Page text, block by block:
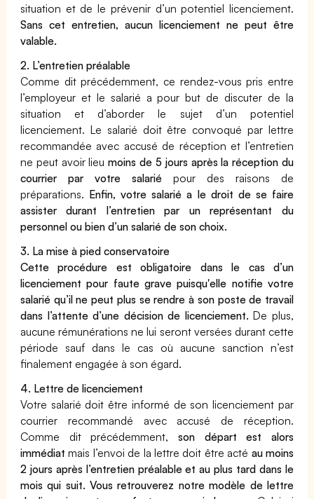
situation et de le prévenir d’un potentiel licenciement.
Sans cet entretien, aucun licenciement ne peut être
valable.
2. L’entretien préalable
Comme dit précédemment, ce rendez-vous pris entre
l’employeur et le salarié a pour but de discuter de la
situation et d’aborder le sujet d’un potentiel
licenciement. Le salarié doit être convoqué par lettre
recommandée avec accusé de réception et l’entretien
ne peut avoir lieumoins de 5 jours après la réception du
courrier par votre salarié pour des raisons de
préparations. Enfin, votre salarié a le droit de se faire
assister durant l’entretien par un représentant du
personnel ou bien d’un salarié de son choix.
3. La mise à pied conservatoire
Cette procédure est obligatoire dans le cas d’un
licenciement pour faute grave puisqu'elle notifie votre
salarié qu’il ne peut plus se rendre à son poste de travail
dans l’attente d’une décision de licenciement. De plus,
aucune rémunérations ne lui seront versées durant cette
période sauf dans le cas où aucune sanction n’est
finalement engagée à son égard.
4. Lettre de licenciement
Votre salarié doit être informé de son licenciement par
courrier recommandé avec accusé de réception.
Comme dit précédemment, son départ est alors
immédiat mais l’envoi de la lettre doit être acté au moins
2 jours après l’entretien préalable et au plus tard dans le
mois qui suit. Vous retrouverez notre modèle de lettre